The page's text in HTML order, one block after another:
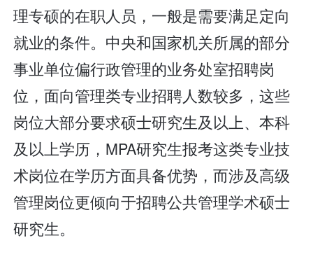
理专硕的在职人员，一般是需要满足定向
就业的条件。中央和国家机关所属的部分
事业单位偏行政管理的业务处室招聘岗
位，面向管理类专业招聘人数较多，这些
岗位大部分要求硕士研究生及以上、本科
及以上学历，MPA研究生报考这类专业技
术岗位在学历方面具备优势，而涉及高级
管理岗位更倾向于招聘公共管理学术硕士
研究生。